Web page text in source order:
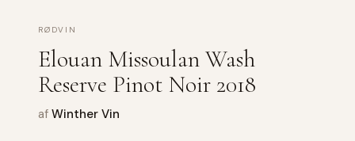
RØDVIN
Elouan Missoulan Wash
Reserve Pinot Noir 2018
af Winther Vin